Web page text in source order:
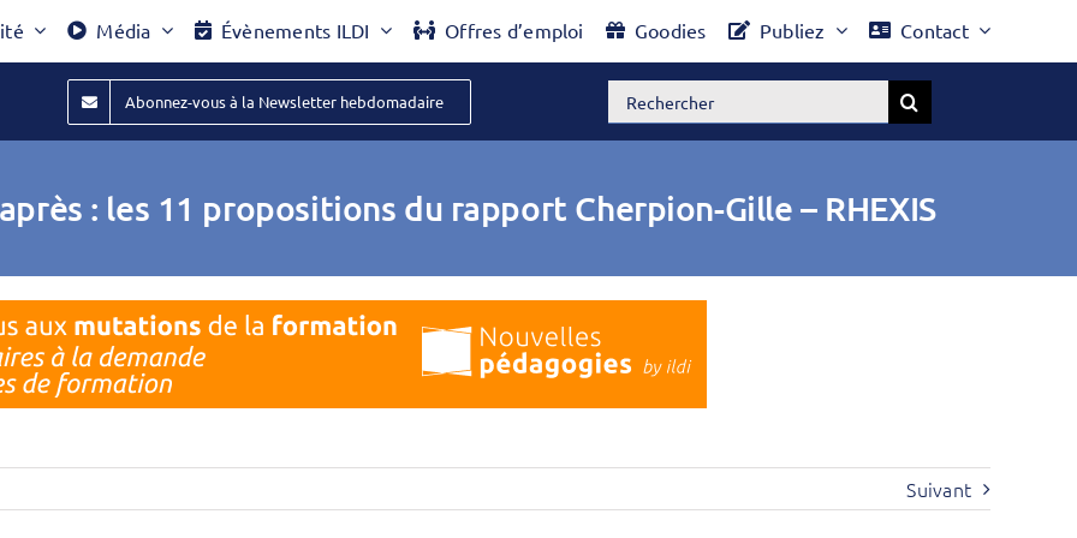
Média Évènements ILDI Offres d’emploi Goodies Publiez Contact
Abonnez-vous à la Newsletter hebdomadaire Rechercher:
: les 11 propositions du rapport Cherpion-Gille – RHEXIS
Suivant